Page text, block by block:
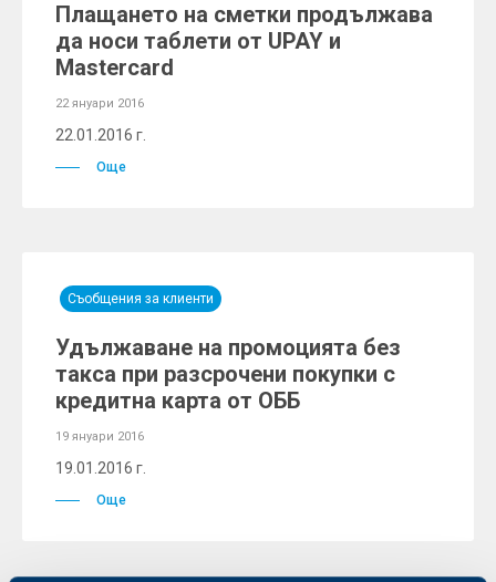
Плащането на сметки продължава
да носи таблети от UPAY и
Mastercard
22 януари 2016
22.01.2016 г.
Още
Съобщения за клиенти
Удължаване на промоцията без
такса при разсрочени покупки с
кредитна карта от ОББ
19 януари 2016
19.01.2016 г.
Още